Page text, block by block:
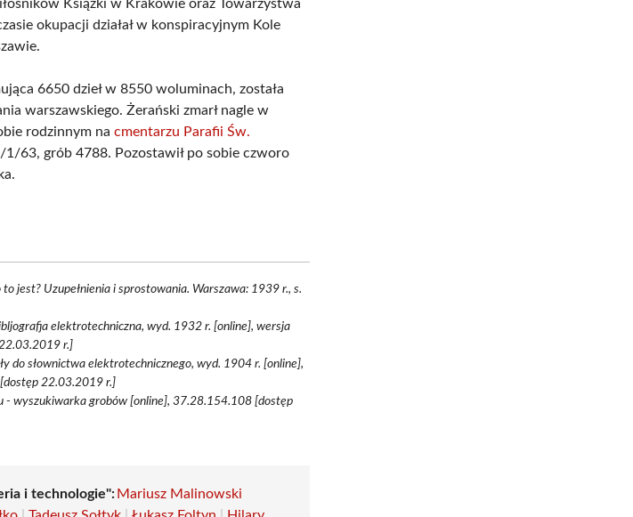
Książki w Krakowie oraz Towarzystwa
okupacji działał w konspiracyjnym Kole
6650 dzieł w 8550 woluminach, została
warszawskiego. Żerański zmarł nagle w
rodzinnym nacmentarzu Parafii Św.
63, grób 4788. Pozostawił po sobie czworo
jest? Uzupełnienia i sprostowania. Warszawa: 1939 r., s.
elektrotechniczna, wyd. 1932 r. [online], wersja
r.]
do słownictwa elektrotechnicznego, wyd. 1904 r. [online],
22.03.2019 r.]
- wyszukiwarka grobów [online], 37.28.154.108 [dostęp
i technologie":Mariusz Malinowski